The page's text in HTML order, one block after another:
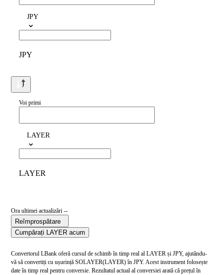
JPY
JPY
Voi primi
LAYER
LAYER
Ora ultimei actualizări --
Reîmprospătare
Cumpărați LAYER acum
Convertorul LBank oferă cursul de schimb în timp real al LAYER și JPY, ajutându-
vă să convertiți cu ușurință SOLAYER(LAYER) în JPY. Acest instrument folosește
date în timp real pentru conversie. Rezultatul actual al conversiei arată că prețul în